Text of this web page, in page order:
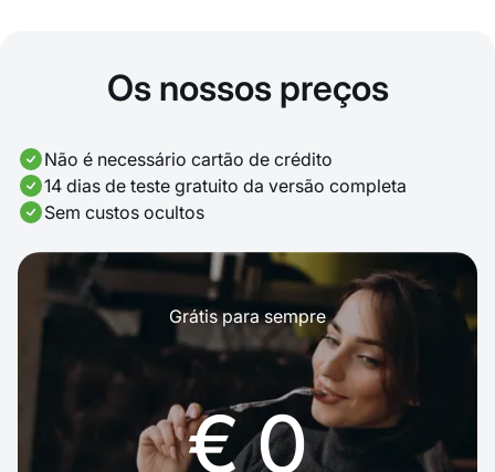
Os nossos preços
Não é necessário cartão de crédito
14 dias de teste gratuito da versão completa
Sem custos ocultos
Grátis para sempre
€ 0